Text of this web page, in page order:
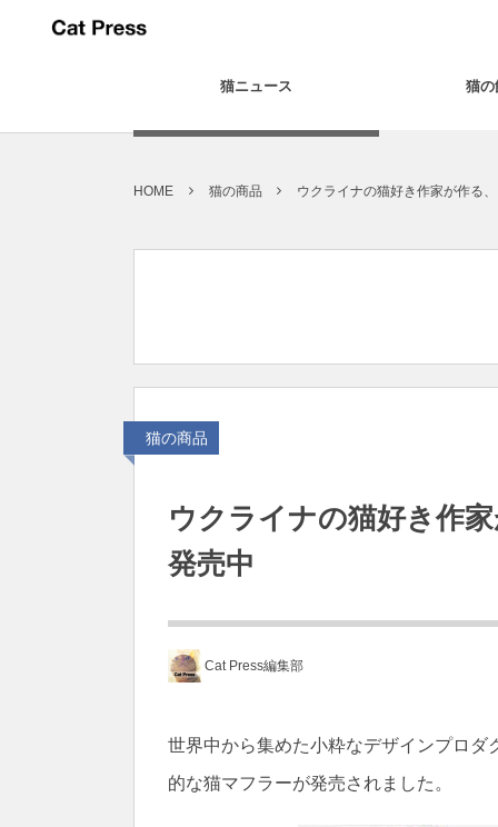
猫ニュース 猫の
HOME 猫の商品 ウクライナの猫好き作家が作る
猫の商品
ウクライナの猫好き作
発売中
Cat Press編集部
世界中から集めた小粋なデザインプロ
的な猫マフラーが発売されました。